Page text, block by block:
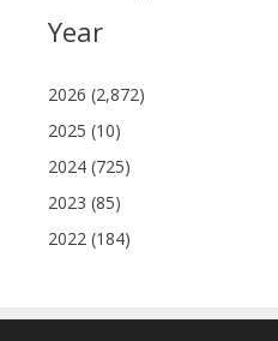
Year
2026 (2,872)
2025 (10)
2024 (725)
2023 (85)
2022 (184)